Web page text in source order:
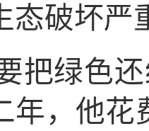
态破坏严
绿色还
年，他花